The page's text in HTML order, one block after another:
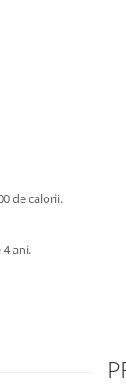
de calorii.
ani.